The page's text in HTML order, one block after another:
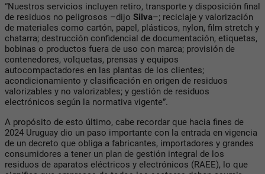
“Nuestros servicios incluyen retiro, transporte y disposición final
de residuos no peligrosos –dijo Silva–; reciclaje y valorización
de materiales como cartón, papel, plásticos, nylon, film stretch y
chatarra; destrucción confidencial de documentación, etiquetas,
bobinas o productos fuera de uso con marca; provisión de
contenedores, volquetas, prensas y equipos
autocompactadores en las plantas de los clientes;
acondicionamiento y clasificación en origen de residuos
valorizables y no valorizables; y gestión de residuos
electrónicos según la normativa vigente”.
A propósito de esto último, cabe recordar que hacia fines de
2024 Uruguay dio un paso importante con la entrada en vigencia
de un decreto que obliga a fabricantes, importadores y grandes
consumidores a tener un plan de gestión integral de los
residuos de aparatos eléctricos y electrónicos (RAEE), lo que